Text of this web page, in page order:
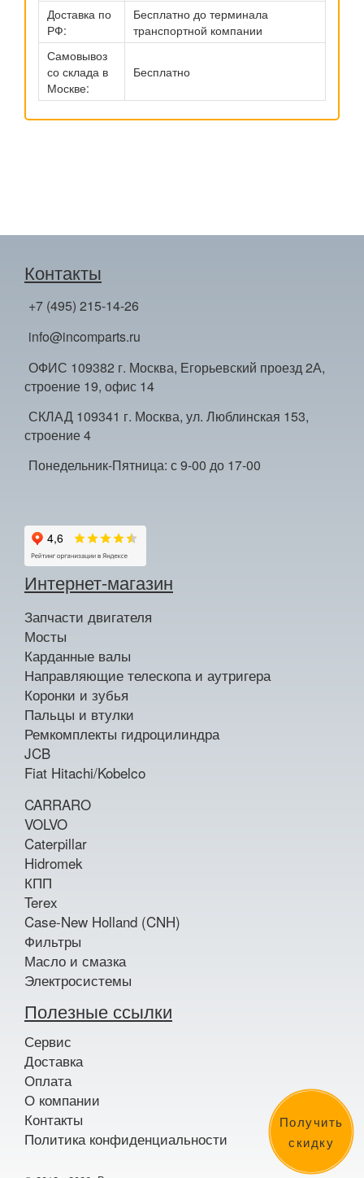
Получить
скидку
Доставка по
РФ:
Бесплатно до терминала
транспортной компании
Самовывоз
со склада в
Москве:
Бесплатно
Контакты
+7 (495) 215-14-26
info@incomparts.ru
ОФИС 109382 г. Москва, Егорьевский проезд 2А,
строение 19, офис 14
СКЛАД 109341 г. Москва, ул. Люблинская 153,
строение 4
Понедельник-Пятница: с 9-00 до 17-00
Интернет-магазин
Запчасти двигателя
Мосты
Карданные валы
Направляющие телескопа и аутригера
Коронки и зубья
Пальцы и втулки
Ремкомплекты гидроцилиндра
JCB
Fiat Hitachi/Kobelco
CARRARO
VOLVO
Caterpillar
Hidromek
КПП
Terex
Case-New Holland (CNH)
Фильтры
Масло и смазка
Электросистемы
Полезные ссылки
Сервис
Доставка
Оплата
О компании
Контакты
Политика конфиденциальности